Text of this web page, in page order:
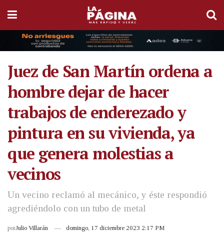
Juez de San Martín ordena a
hombre dejar de hacer
trabajos de enderezado y
pintura en su vivienda, ya
que genera molestias a
vecinos
Un vecino reclamó al mecánico, y éste respondió
agrediéndolo con un tubo de metal
porJulio Villarán domingo, 17 diciembre 2023 2:17 PM